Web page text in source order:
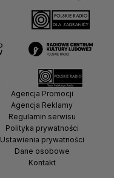
Agencja Promocji
Agencja Reklamy
Regulamin serwisu
Polityka prywatności
Ustawienia prywatności
Dane osobowe
Kontakt